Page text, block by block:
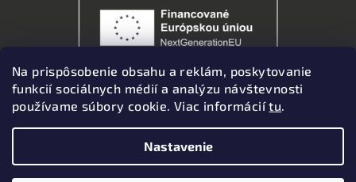
Na prispôsobenie obsahu a reklám, poskytovanie
funkcií sociálnych médií a analýzu návštevnosti
používame súbory cookie. Viac informáciítu.
Nastavenie